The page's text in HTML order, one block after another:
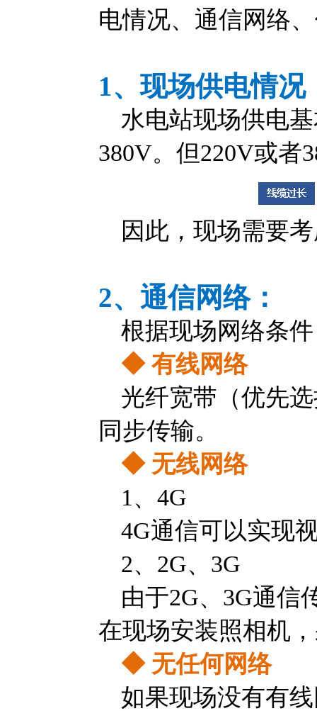
电情况、通信网络
1、现场供电情况
水电站现场供电
380V。但220V或者
因此，现场需要
2、通信网络：
根据现场网络条
◆ 有线网络
光纤宽带（优先
同步传输。
◆ 无线网络
1、4G
4G通信可以实现
2、2G、3G
由于2G、3G通信
在现场安装照相机
◆ 无任何网络
如果现场没有有